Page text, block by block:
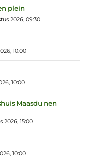
plein
2026, 09:30
10:00
10:00
Maasduinen
2026, 15:00
10:00